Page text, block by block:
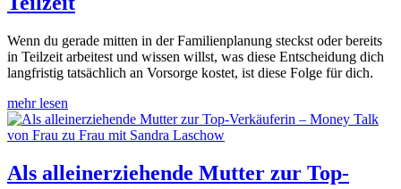
Wenn du gerade mitten in der Familienplanung steckst oder bereits
in Teilzeit arbeitest und wissen willst, was diese Entscheidung dich
langfristig tatsächlich an Vorsorge kostet, ist diese Folge für dich.
mehr lesen
Als alleinerziehende Mutter zur Top-